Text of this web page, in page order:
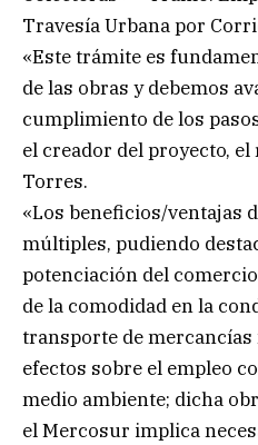
Travesía Urbana por
«Este trámite es
de las obras y debemos
cumplimiento de los
el creador del proyecto,
Torres.
«Los beneficios/ventajas
múltiples, pudiendo
potenciación del
de la comodidad en la
transporte de mercancías
efectos sobre el empleo
medio ambiente; dicha
el Mercosur implica